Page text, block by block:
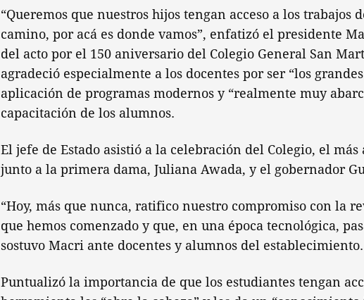
“Queremos que nuestros hijos tengan acceso a los trabajos
camino, por acá es donde vamos”, enfatizó el presidente
del acto por el 150 aniversario del Colegio General San
agradeció especialmente a los docentes por ser “los
aplicación de programas modernos y “realmente muy
capacitación de los alumnos.
El jefe de Estado asistió a la celebración del Colegio, el
junto a la primera dama, Juliana Awada, y el gobernador
“Hoy, más que nunca, ratifico nuestro compromiso con la
que hemos comenzado y que, en una época tecnológica,
sostuvo Macri ante docentes y alumnos del establecimiento.
Puntualizó la importancia de que los estudiantes tengan